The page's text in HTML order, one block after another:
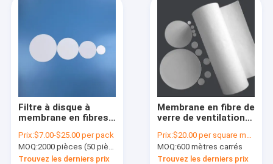
Filtre à disque à
membrane en fibres
préfiltration des
entrées d'air
Prix:$7.00-$25.00 per pack
MOQ:2000 pièces (50 pièces par emballage)
Trouvez les derniers prix
Membrane en fibre de
verre de ventilation
Membrane de
filtration des gaz
Prix:$20.00 per square meter
MOQ:600 mètres carrés
Trouvez les derniers prix